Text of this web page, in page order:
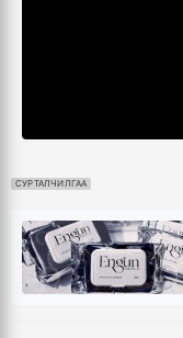
СУРТАЛЧИЛГАА